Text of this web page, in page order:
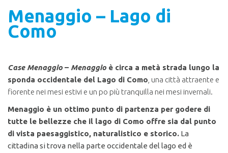
Menaggio – Lago di
Como
Case Menaggio – Menaggio è circa a metà strada lungo la
sponda occidentale del Lago di Como , una città attraente e
fiorente nei mesi estivi e un po più tranquilla nei mesi invernali.
Menaggio è un ottimo punto di partenza per godere di
tutte le bellezze che il lago di Como offre sia dal punto
di vista paesaggistico, naturalistico e storico. La
cittadina si trova nella parte occidentale del lago ed è